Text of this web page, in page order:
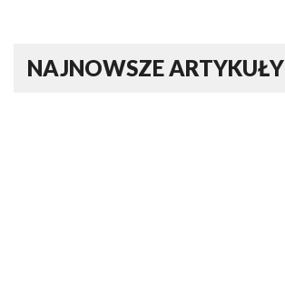
NAJNOWSZE ARTYKUŁY